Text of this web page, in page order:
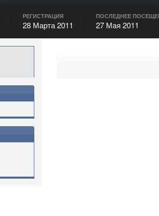
РЕГИСТРАЦИЯ
28 Марта 2011
ПОСЛЕДНЕЕ
27 Мая 2011